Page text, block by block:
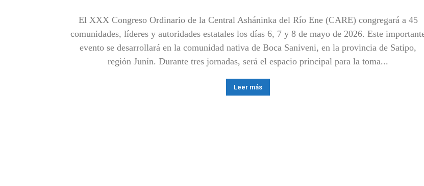
El XXX Congreso Ordinario de la Central Asháninka del Río Ene (CARE) congregará a 45
comunidades, líderes y autoridades estatales los días 6, 7 y 8 de mayo de 2026. Este
evento se desarrollará en la comunidad nativa de Boca Saniveni, en la provincia de Satipo,
región Junín. Durante tres jornadas, será el espacio principal para la toma...
Leer más